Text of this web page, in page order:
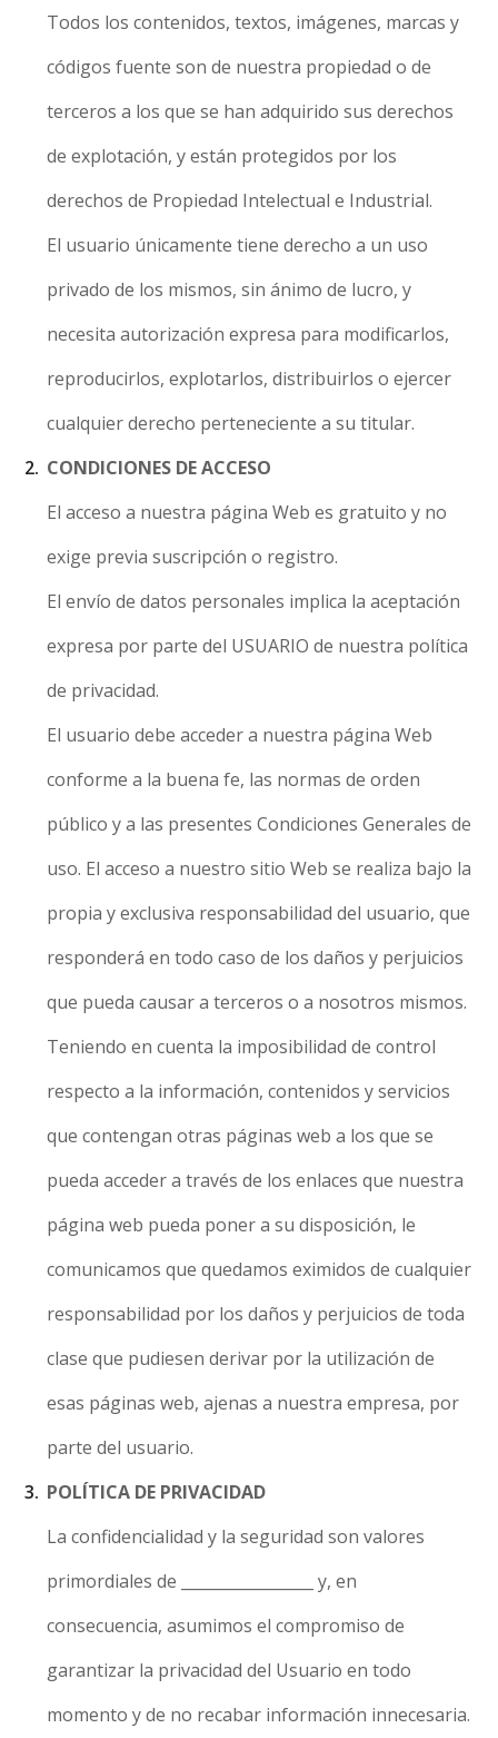
Todos los contenidos, textos, imágenes, marcas y
códigos fuente son de nuestra propiedad o de
terceros a los que se han adquirido sus derechos
de explotación, y están protegidos por los
derechos de Propiedad Intelectual e Industrial.
El usuario únicamente tiene derecho a un uso
privado de los mismos, sin ánimo de lucro, y
necesita autorización expresa para modificarlos,
reproducirlos, explotarlos, distribuirlos o ejercer
cualquier derecho perteneciente a su titular.
CONDICIONES DE ACCESO
El acceso a nuestra página Web es gratuito y no
exige previa suscripción o registro.
El envío de datos personales implica la aceptación
expresa por parte del USUARIO de nuestra política
de privacidad.
El usuario debe acceder a nuestra página Web
conforme a la buena fe, las normas de orden
público y a las presentes Condiciones Generales de
uso. El acceso a nuestro sitio Web se realiza bajo la
propia y exclusiva responsabilidad del usuario, que
responderá en todo caso de los daños y perjuicios
que pueda causar a terceros o a nosotros mismos.
Teniendo en cuenta la imposibilidad de control
respecto a la información, contenidos y servicios
que contengan otras páginas web a los que se
pueda acceder a través de los enlaces que nuestra
página web pueda poner a su disposición, le
comunicamos que quedamos eximidos de cualquier
responsabilidad por los daños y perjuicios de toda
clase que pudiesen derivar por la utilización de
esas páginas web, ajenas a nuestra empresa, por
parte del usuario.
POLÍTICA DE PRIVACIDAD
La confidencialidad y la seguridad son valores
primordiales de _________________ y, en
consecuencia, asumimos el compromiso de
garantizar la privacidad del Usuario en todo
momento y de no recabar información innecesaria.